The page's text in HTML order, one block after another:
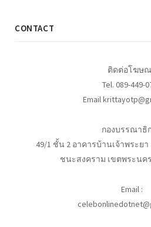
CONTACT
ติดต่อโฆษ
Tel. 089-449-
Email
กองบรรณาธิ
49/1 ชั้น 2 อาคารบ้านเจ้าพระย
ชนะสงคราม เขตพระนคร
Email :